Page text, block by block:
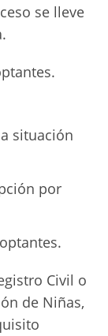
se lleve
situación
por
Civil o
de Niñas,